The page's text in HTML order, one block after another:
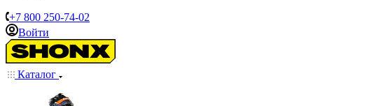
+7 800 250-74-02
Войти
Каталог